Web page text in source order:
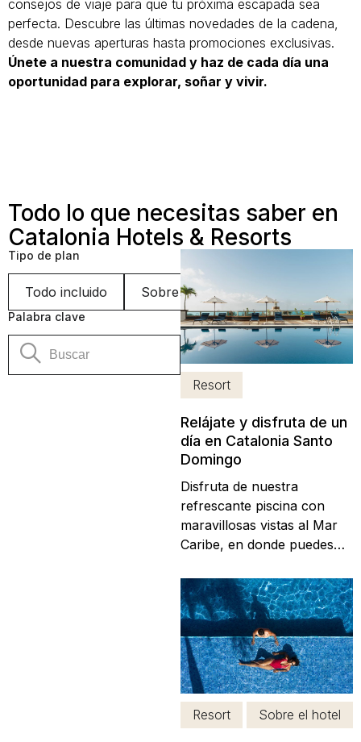
consejos de viaje para que tu próxima escapada sea
perfecta. Descubre las últimas novedades de la cadena,
desde nuevas aperturas hasta promociones exclusivas.
Únete a nuestra comunidad y haz de cada día una
oportunidad para explorar, soñar y vivir.
Todo lo que necesitas saber en
Catalonia Hotels & Resorts
Tipo de plan
Todo incluido Sobre el hotel Sostenibilidad
Palabra clave
Resort
Relájate y disfruta de un
día en Catalonia Santo
Domingo
Disfruta de nuestra
refrescante piscina con
maravillosas vistas al Mar
Caribe, en donde puedes
completo tomando un
delicioso cocktail. ¡Te
esperamos! Precio: US$45
dólares, impuestos no
incluidos. Válido de Lunes a
Domingo ¿Qué incluye el
paquete Day...
Resort
Sobre el hotel